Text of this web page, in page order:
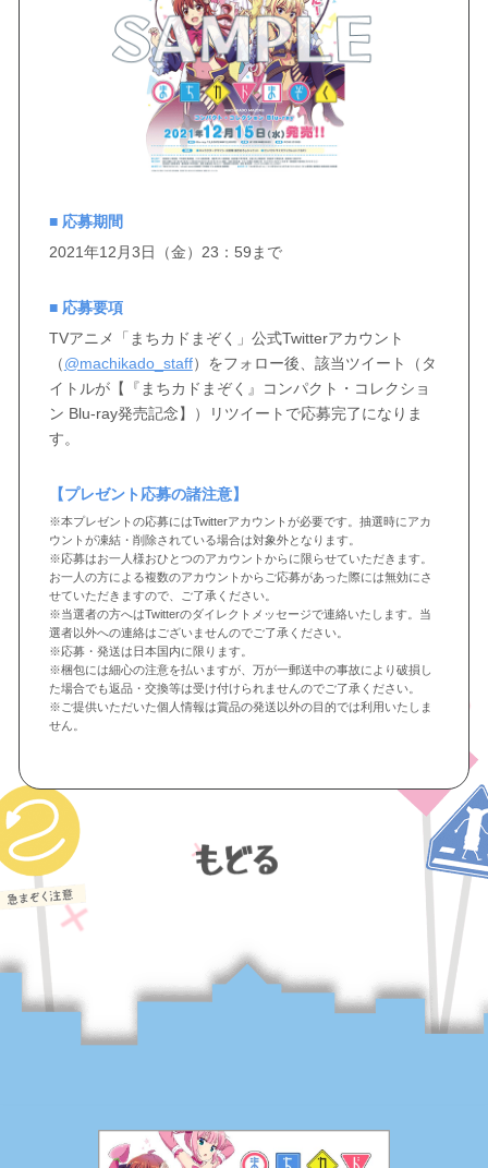
■ 応募期間
2021年12月3日（金）23：59まで
■ 応募要項
TVアニメ「まちカドまぞく」公式Twitterアカウント
（@machikado_staff）をフォロー後、該当ツイート（タ
イトルが【『まちカドまぞく』コンパクト・コレクショ
ン Blu-ray発売記念】）リツイートで応募完了になりま
す。
【プレゼント応募の諸注意】
※本プレゼントの応募にはTwitterアカウントが必要です。抽選時にアカ
ウントが凍結・削除されている場合は対象外となります。
※応募はお一人様おひとつのアカウントからに限らせていただきます。
お一人の方による複数のアカウントからご応募があった際には無効にさ
せていただきますので、ご了承ください。
※当選者の方へはTwitterのダイレクトメッセージで連絡いたします。当
選者以外への連絡はございませんのでご了承ください。
※応募・発送は日本国内に限ります。
※梱包には細心の注意を払いますが、万が一郵送中の事故により破損し
た場合でも返品・交換等は受け付けられませんのでご了承ください。
※ご提供いただいた個人情報は賞品の発送以外の目的では利用いたしま
せん。